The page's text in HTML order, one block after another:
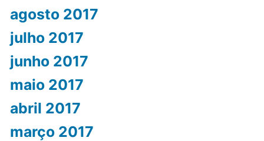
agosto 2017
julho 2017
junho 2017
maio 2017
abril 2017
março 2017